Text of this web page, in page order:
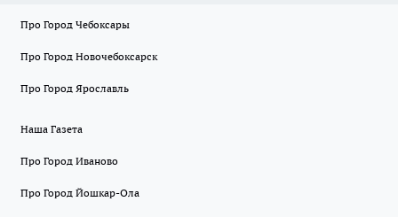
Про Город Чебоксары
Про Город Новочебоксарск
Про Город Ярославль
Наша Газета
Про Город Иваново
Про Город Йошкар-Ола